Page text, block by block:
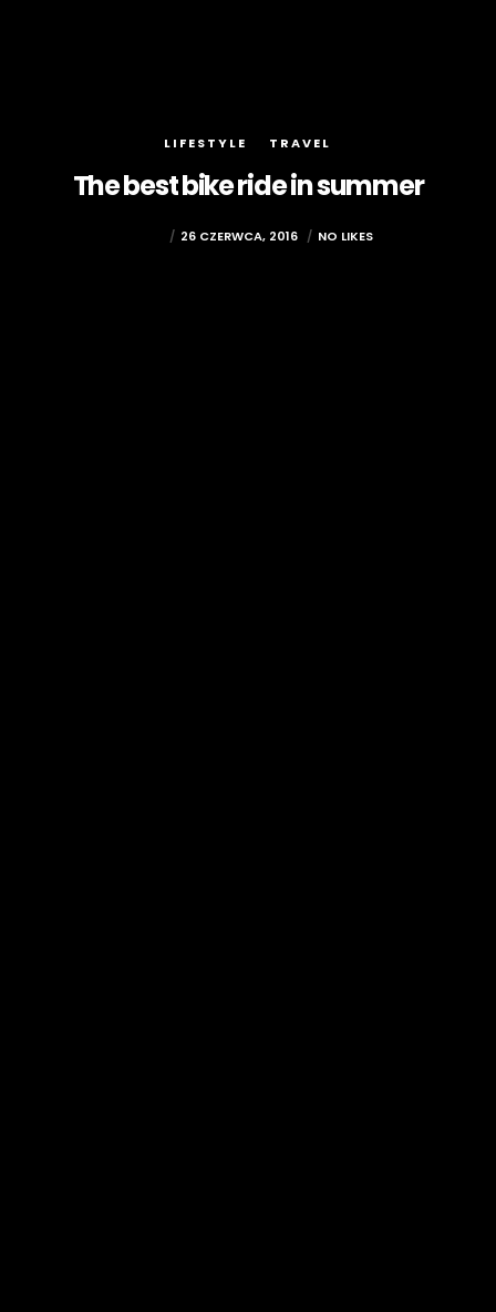
LIFESTYLE TRAVEL
The best bike ride in summer
26 CZERWCA, 2016 NO LIKES